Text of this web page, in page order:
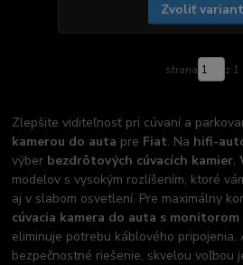
Zvoliť variant
strana z 1
Zlepšite viditeľnosť pri cúvaní a
kamerou do auta pre Fiat. Na hifi-
výber bezdrôtových cúvacích kamier,
modelov s vysokým rozlíšením, ktoré
aj v slabom osvetlení. Pre maximálny
cúvacia kamera do auta s
eliminuje potrebu káblového pripojenia.
bezpečnostné riešenie, skvelou voľbou